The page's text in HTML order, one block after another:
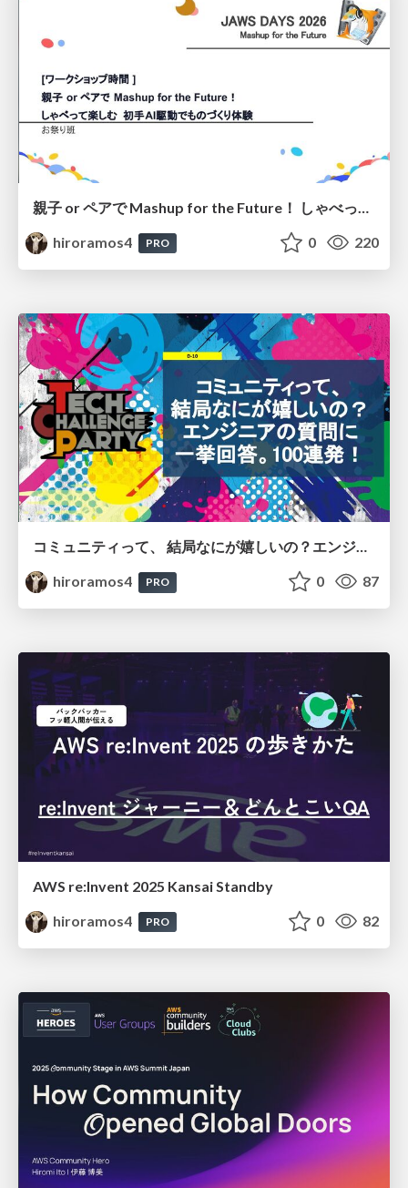
親子 or ペアで Mashup for the Future！ しゃべって楽しむ 初手AI駆動でものづくり体験
hiroramos4
PRO 0 220
コミュニティって、 結局なにが嬉しいの？エンジニアの質問に 一挙回答。100連発！
hiroramos4
PRO 0 87
AWS re:Invent 2025 Kansai Standby
hiroramos4
PRO 0 82